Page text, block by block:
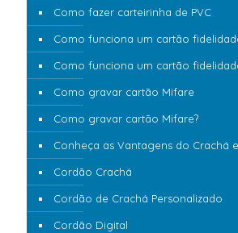
Como fazer carteirinha de PVC
Como funciona um cartão
Como funciona um cartão
Como gravar cartão Mifare
Como gravar cartão Mifare?
Conheça as Vantagens do Crachá
Cordão Crachá
Cordão de Crachá Personalizado
Cordão Digital